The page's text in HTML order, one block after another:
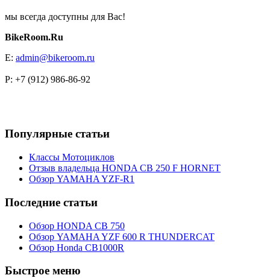
мы всегда доступны для Вас!
BikeRoom.Ru
E: admin@bikeroom.ru
P: +7 (912) 986-86-92
Популярные статьи
Классы Мотоциклов
Отзыв владельца HONDA CB 250 F HORNET
Обзор YAMAHA YZF-R1
Последние статьи
Обзор HONDA CB 750
Обзор YAMAHA YZF 600 R THUNDERCAT
Обзор Honda CB1000R
Быстрое меню